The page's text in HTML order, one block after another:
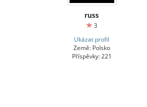
russ
3
Ukázat profil
Země: Polsko
Příspěvky: 221